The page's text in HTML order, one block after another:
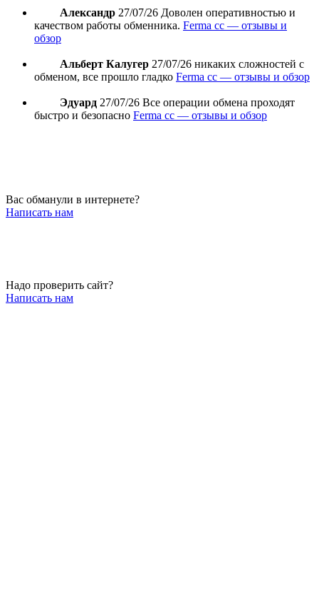
Александр 27/07/26 Доволен оперативностью и
качеством работы обменника. Ferma cc — отзывы и
обзор
Альберт Калугер 27/07/26 никаких сложностей с
обменом, все прошло гладко Ferma cc — отзывы и обзор
Эдуард 27/07/26 Все операции обмена проходят
быстро и безопасно Ferma cc — отзывы и обзор
Вас обманули в интернете?
Написать нам
Надо проверить сайт?
Написать нам